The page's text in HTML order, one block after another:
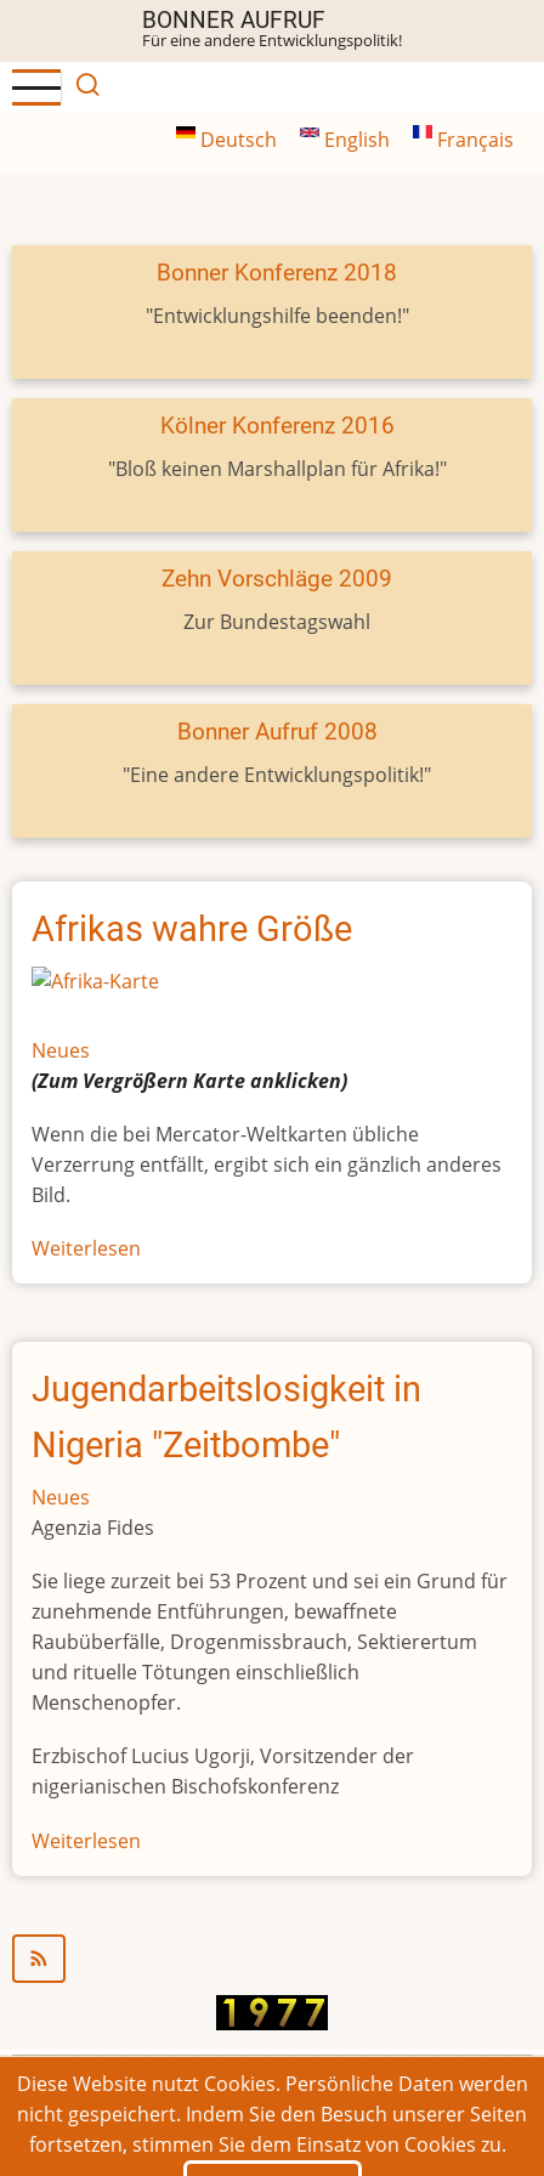
Inhalt
BONNER AUFRUF
Für eine andere Entwicklungspolitik!
Deutsch English Français
Bonner Konferenz 2018
"Entwicklungshilfe beenden!"
Kölner Konferenz 2016
"Bloß keinen Marshallplan für Afrika!"
Zehn Vorschläge 2009
Zur Bundestagswahl
Bonner Aufruf 2008
"Eine andere Entwicklungspolitik!"
Afrikas wahre Größe
Neues
(Zum Vergrößern Karteanklicken)
Wenn die bei Mercator-Weltkarten übliche
Verzerrung entfällt, ergibt sich ein gänzlich anderes
Bild.
Weiterlesen
Afrikas
Größe
Jugendarbeitslosigkeit in
Nigeria "Zeitbombe"
Neues
Agenzia Fides
Sie liege zurzeit bei 53 Prozent und sei ein Grund für
zunehmende Entführungen, bewaffnete
Raubüberfälle, Drogenmissbrauch, Sektierertum
und rituelle Tötungen einschließlich
Menschenopfer.
Erzbischof Lucius Ugorji, Vorsitzender der
nigerianischen Bischofskonferenz
Weiterlesen
Jugendarbeitslosigkeit
© 2026 Bonner Aufruf. Alle Rechte vorbehalten.
Footer
Impressum Kontakt Intern
Diese Website nutzt Cookies. Persönliche Daten werden
nicht gespeichert. Indem Sie den Besuch unserer Seiten
fortsetzen, stimmen Sie dem Einsatz von Cookies zu.